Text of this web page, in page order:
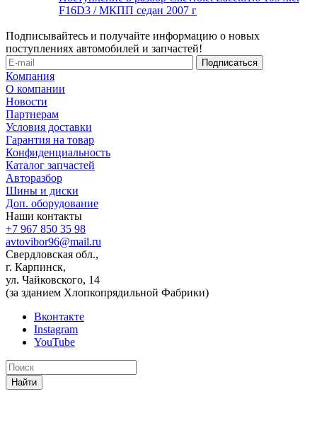
F16D3 / МКПП седан 2007 г
Подписывайтесь и получайте информацию о новых
поступлениях автомобилей и запчастей!
Компания
О компании
Новости
Партнерам
Условия доставки
Гарантия на товар
Конфиденциальность
Каталог запчастей
Авторазбор
Шины и диски
Доп. оборудование
Наши контакты
+7 967 850 35 98
avtovibor96@mail.ru
Свердловская обл.,
г. Карпинск,
ул. Чайковского, 14
(за зданием Хлопкопрядильной Фабрики)
Вконтакте
Instagram
YouTube
Найти